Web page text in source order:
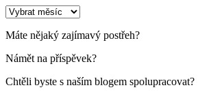
Archiv
Máte nějaký zajímavý postřeh?
Námět na příspěvek?
Chtěli byste s naším blogem spolupracovat?